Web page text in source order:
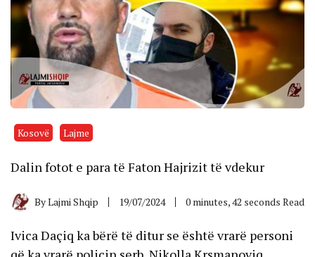
Kosovë Lajme
Dalin fotot e para të Faton Hajrizit të vdekur
ByLajmi Shqip 19/07/2024 0 minutes, 42 seconds Read
Ivica Daçiq ka bërë të ditur se është vrarë personi